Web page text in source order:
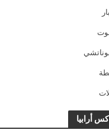
أرابيا